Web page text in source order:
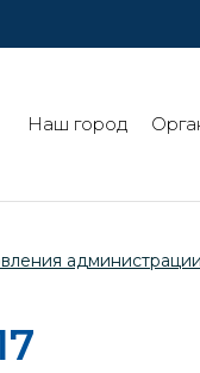
Наш город
администрации